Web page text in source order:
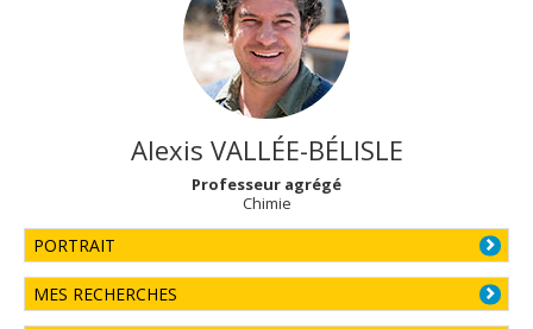
Alexis VALLÉE-BÉLISLE
Professeur agrégé
Chimie
PORTRAIT
MES RECHERCHES